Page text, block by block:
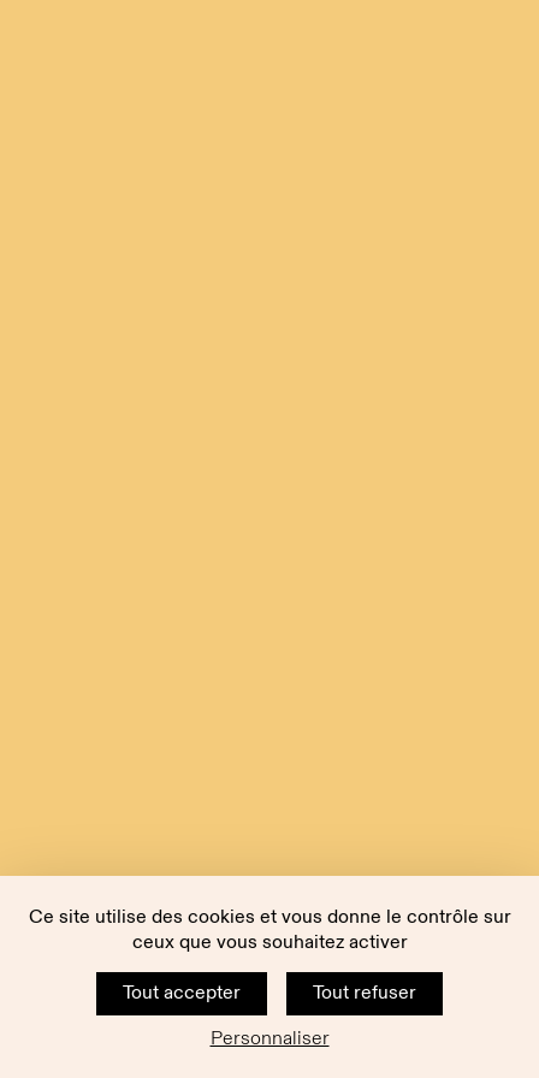
Ce site utilise des cookies et vous donne le contrôle sur
ceux que vous souhaitez activer
Tout accepter
Tout refuser
Personnaliser